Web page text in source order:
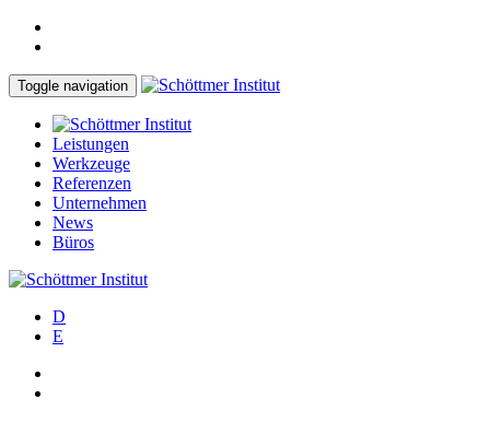
Toggle navigation
Leistungen
Werkzeuge
Referenzen
Unternehmen
News
Büros
D
E